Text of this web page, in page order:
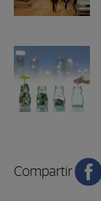
Compartir en